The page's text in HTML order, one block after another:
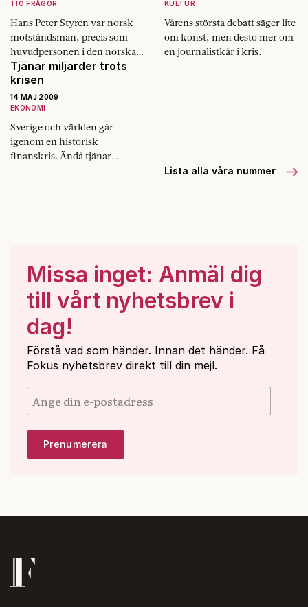
TIO FRÅGOR
Hans Peter Styren var norsk
motståndsman, precis som
huvudpersonen i den norska
succéfilmen »Max Manus«. I
dagarna har den premiär i
Sverige.
KULTUR
Vårens största debatt säger lite
om konst, men desto mer om
en journalistkår i kris.
Tjänar miljarder trots
krisen
14 MAJ 2009
EKONOMI
Sverige och världen går
igenom en historisk
finanskris. Ändå tjänar
Lista alla våra nummer
Missa inget: Anmäl dig
till vårt nyhetsbrev i
dag!
Förstå vad som händer. Innan det händer. Få
Fokus nyhetsbrev direkt till din mejl.